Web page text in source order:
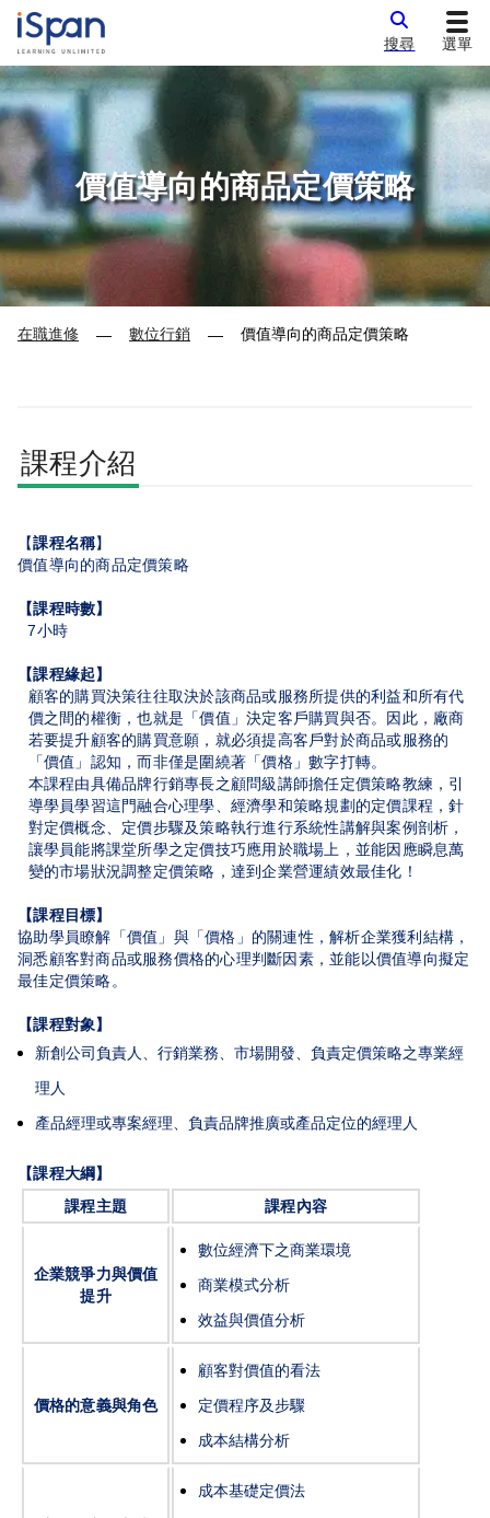
搜尋 選單
價值導向的商品定價策略
在職進修 — 數位行銷 — 價值導向的商品定價策略
課程介紹
【課程名稱】
價值導向的商品定價策略
【課程時數】
7小時
【課程緣起】
顧客的購買決策往往取決於該商品或服務所提供的利益和所有代
價之間的權衡，也就是「價值」決定客戶購買與否。因此，廠商
若要提升顧客的購買意願，就必須提高客戶對於商品或服務的
「價值」認知，而非僅是圍繞著「價格」數字打轉。
本課程由具備品牌行銷專長之顧問級講師擔任定價策略教練，引
導學員學習這門融合心理學、經濟學和策略規劃的定價課程，針
對定價概念、定價步驟及策略執行進行系統性講解與案例剖析，
讓學員能將課堂所學之定價技巧應用於職場上，並能因應瞬息萬
變的市場狀況調整定價策略，達到企業營運績效最佳化！
【課程目標】
協助學員瞭解「價值」與「價格」的關連性，解析企業獲利結構，
洞悉顧客對商品或服務價格的心理判斷因素，並能以價值導向擬定
最佳定價策略。
【課程對象】
新創公司負責人、行銷業務、市場開發、負責定價策略之專業經
理人
產品經理或專案經理、負責品牌推廣或產品定位的經理人
【課程大綱】
課程主題
課程內容
企業競爭力與價值
提升
數位經濟下之商業環境
商業模式分析
效益與價值分析
價格的意義與角色
顧客對價值的看法
定價程序及步驟
成本結構分析
成本基礎定價法